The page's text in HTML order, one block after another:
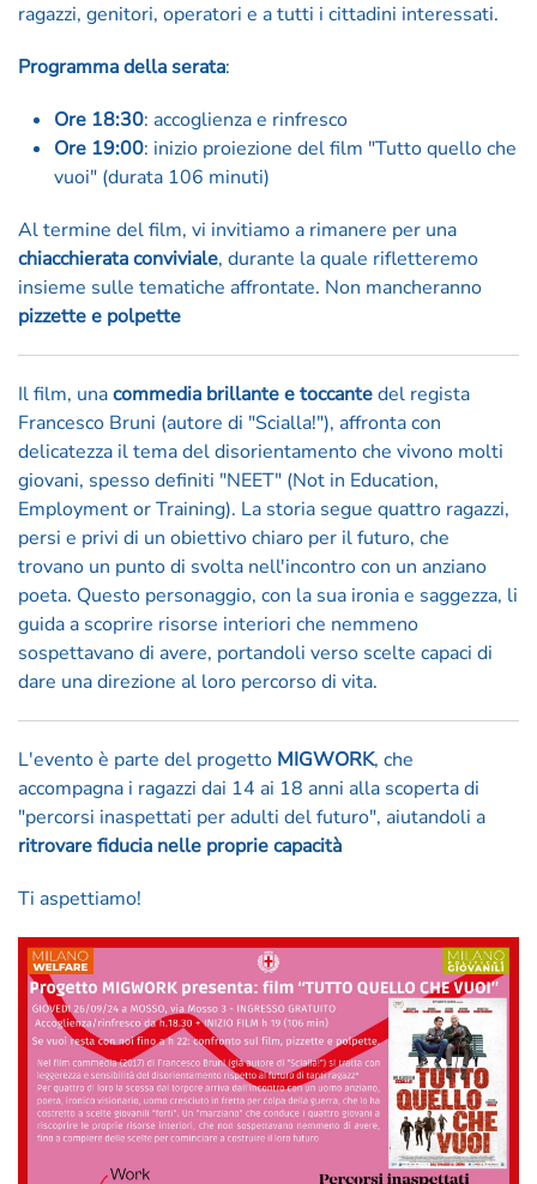
ragazzi, genitori, operatori e a tutti i cittadini interessati.
Programma della serata:
Ore 18:30: accoglienza e rinfresco
Ore 19:00: inizio proiezione del film "Tutto quello che
vuoi" (durata 106 minuti)
Al termine del film, vi invitiamo a rimanere per una
chiacchierata conviviale, durante la quale rifletteremo
insieme sulle tematiche affrontate. Non mancheranno
pizzette e polpette
Il film, unacommedia brillante e toccantedel regista
Francesco Bruni (autore di "Scialla!"), affronta con
delicatezza il tema del disorientamento che vivono molti
giovani, spesso definiti "NEET" (Not in Education,
Employment or Training). La storia segue quattro ragazzi,
persi e privi di un obiettivo chiaro per il futuro, che
trovano un punto di svolta nell'incontro con un anziano
poeta. Questo personaggio, con la sua ironia e saggezza, li
guida a scoprire risorse interiori che nemmeno
sospettavano di avere, portandoli verso scelte capaci di
dare una direzione al loro percorso di vita.
L'evento è parte del progetto MIGWORK, che
accompagna i ragazzi dai 14 ai 18 anni alla scoperta di
"percorsi inaspettati per adulti del futuro", aiutandoli a
ritrovare fiducia nelle proprie capacità
Ti aspettiamo!